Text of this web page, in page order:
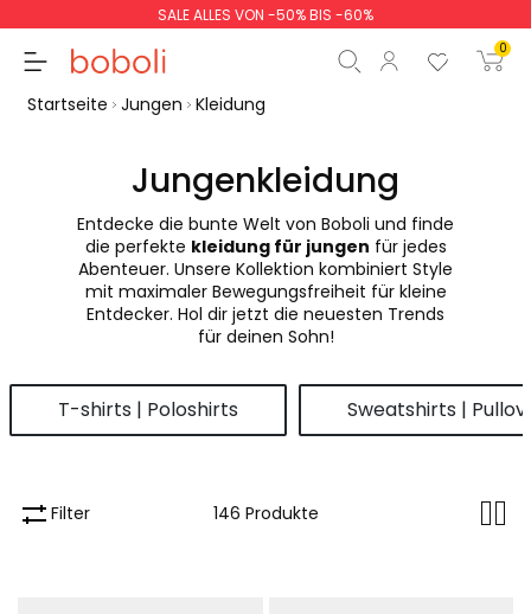
SALE ALLES VON -50% BIS -60%
0
Zwischensumme
Gesamtbetrag 0,00 €
weiter Start der Bestellung
Startseite Jungen Kleidung
Jungenkleidung
Entdecke die bunte Welt von Boboli und finde
die perfekte kleidung für jungen für jedes
Abenteuer. Unsere Kollektion kombiniert Style
mit maximaler Bewegungsfreiheit für kleine
Entdecker. Hol dir jetzt die neuesten Trends
für deinen Sohn!
T-shirts | Poloshirts Sweatshirts |
Filter 146 Produkte